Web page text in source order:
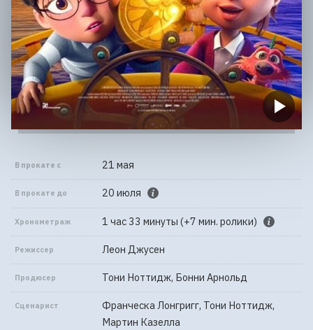
В прокате с 21 мая
В прокате до 20 июля
Хронометраж 1 час 33 минуты (+7 мин. ролики)
Режиссер Леон Джусен
Продюсер Тони Ноттидж, Бонни Арнольд
Сценарист
Франческа Лонгригг, Тони Ноттидж,
Мартин Казелла